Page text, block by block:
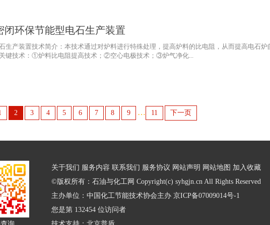
闭环保节能型电石生产装置
生产装置技术简介：本技术通过对炉料进行特殊处理，提高炉料的比电阻，从而提高电石炉
键技术：①炉料比电阻提高技术；②空心电极技术；③炉气净化...
2 3 4 5 6 7 8 9 … 11 下一页
关于我们 服务内容 联系我们 服务协议 网站声明 网站地图 加入收藏
©版权所有：石油与化工网 Copyright(c) syhgjn.cn All Rights Reserved
主办单位：中国化工节能技术协会主办 京ICP备07009014号-1
您是第 132454 位访问者